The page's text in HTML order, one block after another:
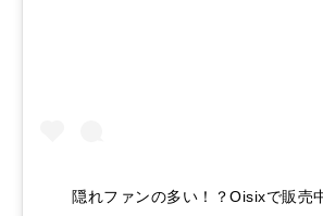
⠀⠀ 隠れファンの多い！？Oisixで販売